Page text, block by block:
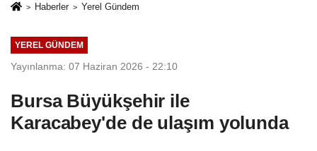
Haberler Yerel Gündem
YEREL GÜNDEM
Yayınlanma: 07 Haziran 2026 - 22:10
Bursa Büyükşehir ile
Karacabey'de de ulaşım yolunda